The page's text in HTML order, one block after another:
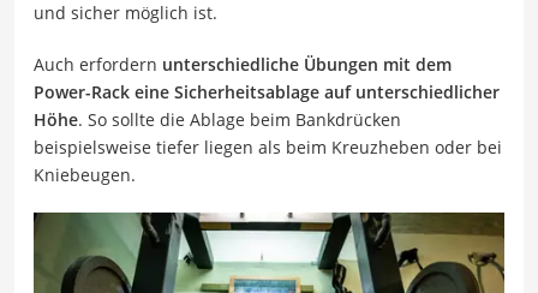
und sicher möglich ist.
Auch erfordern unterschiedliche Übungen mit dem
Power-Rack eine Sicherheitsablage auf unterschiedlicher
Höhe. So sollte die Ablage beim Bankdrücken
beispielsweise tiefer liegen als beim Kreuzheben oder bei
Kniebeugen.